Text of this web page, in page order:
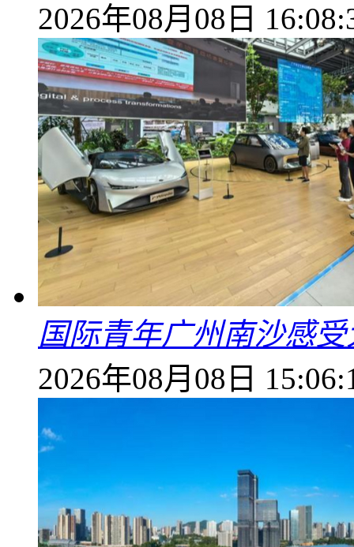
2026年08月08日
国际青年广州南沙感
2026年08月08日